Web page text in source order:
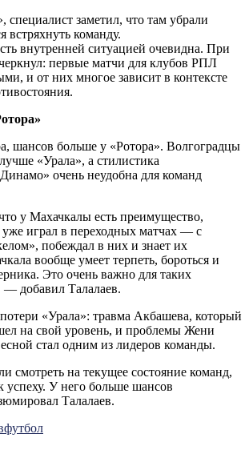
заметил, что там убрали
встряхнуть команду.
внутренней ситуацией очевидна. При
первые матчи для клубов РПЛ
и от них многое зависит в контексте
шансов больше у «Ротора». Волгоградцы
«Урала», а стилистика
очень неудобна для команд
у Махачкалы есть преимущество,
уже играл в переходных матчах — с
побеждал в них и знает их
вообще умеет терпеть, бороться и
Это очень важно для таких
— добавил Талалаев.
«Урала»: травма Акбашева, который
на свой уровень, и проблемы Жени
стал одним из лидеров команды.
смотреть на текущее состояние команд,
успеху. У него больше шансов
Талалаев.
футбол